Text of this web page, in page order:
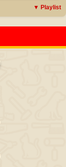
▼ Playlist